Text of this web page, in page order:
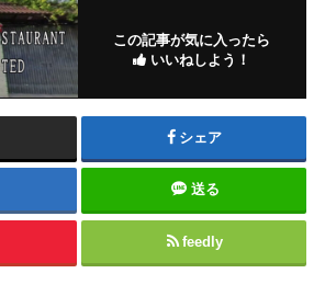
この記事が気に入ったら
いいねしよう！
シェア
送る
feedly